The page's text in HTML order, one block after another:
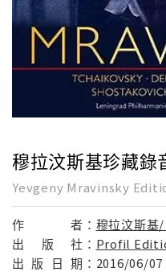
穆拉汶斯基珍藏錄
Yevgeny Mravinsky
作 者： 穆拉汶斯基
出
版 社： Profil
出 版 日 期： 2016/06/07